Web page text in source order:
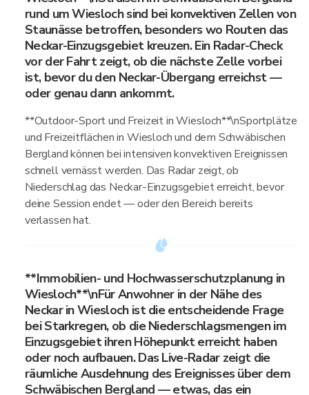
rund um Wiesloch sind bei konvektiven Zellen von
Staunässe betroffen, besonders wo Routen das
Neckar-Einzugsgebiet kreuzen. Ein Radar-Check
vor der Fahrt zeigt, ob die nächste Zelle vorbei
ist, bevor du den Neckar-Übergang erreichst —
oder genau dann ankommt.
**Outdoor-Sport und Freizeit in Wiesloch**\nSportplätze
und Freizeitflächen in Wiesloch und dem Schwäbischen
Bergland können bei intensiven konvektiven Ereignissen
schnell vernässt werden. Das Radar zeigt, ob
Niederschlag das Neckar-Einzugsgebiet erreicht, bevor
deine Session endet — oder den Bereich bereits
verlassen hat.
**Immobilien- und Hochwasserschutzplanung in
Wiesloch**\nFür Anwohner in der Nähe des
Neckar in Wiesloch ist die entscheidende Frage
bei Starkregen, ob die Niederschlagsmengen im
Einzugsgebiet ihren Höhepunkt erreicht haben
oder noch aufbauen. Das Live-Radar zeigt die
räumliche Ausdehnung des Ereignisses über dem
Schwäbischen Bergland — etwas, das ein